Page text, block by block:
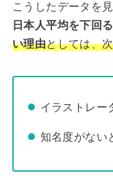
こうしたデータを見
日本人平均を下回る
い理由としては、
イラストレー
知名度がない